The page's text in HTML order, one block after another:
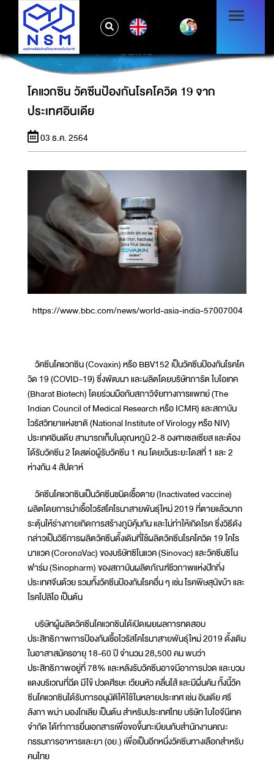
โคแวกซิน วัคซีนป้องกันโรคโควิด 19 จากประเทศ
อินเดีย
โคแวกซิน วัคซีนป้องกันโรคโควิด 19 จาก
ประเทศอินเดีย
03 ธ.ค. 2564
https://www.bbc.com/news/world-asia-india-57007004
วัคซีนโคแวกซิน (Covaxin) หรือ BBV152 เป็นวัคซีนป้องกันโรคโค
วิด 19 (COVID-19) ซึ่งพัฒนา และผลิตโดยบริษัทภารัต ไบโอเทค
(Bharat Biotech) โดยร่วมมือกับสภาวิจัยทางการแพทย์ (The
Indian Council of Medical Research หรือ ICMR) และสถาบัน
ไวรัสวิทยาแห่งชาติ (National Institute of Virology หรือ NIV)
ประเทศอินเดีย สามารถเก็บในอุณหภูมิ 2-8 องศาเซลเซียส และต้อง
ได้รับวัคซีน 2 โดสต่อผู้รับวัคซีน 1 คน โดยเว้นระยะโดสที่ 1 และ 2
ห่างกัน 4 สัปดาห์
วัคซีนโคแวกซินเป็นวัคซีนชนิดเชื้อตาย (Inactivated vaccine)
ผลิตโดยการนำเชื้อไวรัสโคโรนาสายพันธุ์ใหม่ 2019 ที่ตายแล้วมาก
ระตุ้นให้ร่างกายเกิดการสร้างภูมิคุ้มกัน และไม่ทำให้เกิดโรค ซึ่งวิธีดัง
กล่าวเป็นวิธีการผลิตวัคซีนดั้งเดิมที่ใช้ผลิตวัคซีนโรคโควิด 19 โคโร
นาแวค (CoronaVac) ของบริษัทซิโนแวค (Sinovac) และวัคซีนซิโน
ฟาร์ม (Sinopharm) ของสถาบันผลิตภัณฑ์ชีวภาพแห่งปักกิ่ง
ประเทศจีนด้วย รวมทั้งวัคซีนป้องกันโรคอื่น ๆ เช่น โรคพิษสุนัขบ้า และ
โรคโปลิโอ เป็นต้น
บริษัทผู้ผลิตวัคซีนโคแวกซินได้เปิดเผยผลการทดสอบ
ประสิทธิภาพการป้องกันเชื้อไวรัสโคโรนาสายพันธุ์ใหม่ 2019 ดั้งเดิม
ในอาสาสมัครอายุ 18-60 ปี จำนวน 28,500 คน พบว่า
ประสิทธิภาพอยู่ที่ 78% และหลังรับวัคซีนอาจมีอาการปวด และบวม
แดงบริเวณที่ฉีด มีไข้ ปวดศีรษะ เวียนหัว คลื่นไส้ และมีผื่นคัน ทั้งนี้วัค
ซีนโคแวกซินได้รับการอนุมัติให้ใช้ในหลายประเทศ เช่น อินเดีย ศรี
ลังกา พม่า มองโกเลีย เป็นต้น สำหรับประเทศไทย บริษัท ไบโอจีนีเทค
จำกัด ได้ทำการยื่นเอกสารเพื่อขอขึ้นทะเบียนกับสำนักงานคณะ
กรรมการอาหารและยา (อย.) เพื่อเป็นอีกหนึ่งวัคซีนทางเลือกสำหรับ
คนไทย